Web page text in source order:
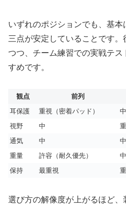
いずれのポジションでも、基
三点が安定していることです
つつ、チーム練習での実戦テ
すめです。
観点 前列
耳保護
重視（密着パッド）
視野
中
通気
中
重量
許容（耐久優先） 中
保持
最重視
選び方の解像度が上がるほど